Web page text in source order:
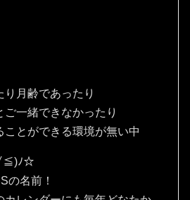
月齢であったり
一緒できなかったり
ことができる環境が無い中
ﾉ☆
の名前！